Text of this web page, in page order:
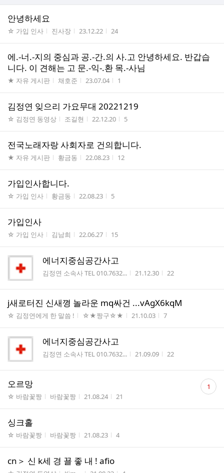
안녕하세요
게시판명
☆ 가입 인사 작성자
진사장 작성시간
23.12.22 조회수
24
에.-너.-지의 중심과 공.-간.의 사.고 안녕하세요. 반갑습
니다. 이 견해는 고 문.-익-.환 목.-사님
게시판명
★ 자유 게시판 작성자
채호준 작성시간
23.07.04 조회수
1
김정연 잊으리 가요무대 20221219
게시판명
☆ 김정연 동영상 작성자
조길현 작성시간
22.12.20 조회수
5
전국노래자랑 사회자로 건의합니다.
게시판명
★ 자유 게시판 작성자
황금동 작성시간
22.08.23 조회수
12
가입인사합니다.
게시판명
☆ 가입 인사 작성자
황금동 작성시간
22.08.23 조회수
5
가입인사
게시판명
☆ 가입 인사 작성자
김남희 작성시간
22.06.27 조회수
15
에너지중심공간사고
게시판명
김정연 소속사 TEL 010.7632... 작성시간
21.12.30 조회수
22
j새로터진 신새꼉 놀라운 mq싸건 ...vAgX6kqM
게시판명
☆ 김정연에게 한 말씀 ! 작성자
☆★짱구☆★ 작성시간
21.10.03 조회수
7
에너지중심공간사고
게시판명
김정연 소속사 TEL 010.7632... 작성시간
21.09.09 조회수
22
오르망
게시판명
☆ 바람꽃짱 작성자
바람꽃짱 작성시간
21.08.24 조회수
21
댓
글 1
싱크홀
게시판명
☆ 바람꽃짱 작성자
바람꽃짱 작성시간
21.08.23 조회수
4
­­c­­n＞­ ­­­­신­ k­­세­ ­경­ ­꾤­ ­좋 ­내­ ! ­­a­­f­­i­­o